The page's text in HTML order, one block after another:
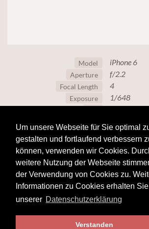
Um unsere Webseite für Sie optimal
gestalten und fortlaufend verbessern
können, verwenden wir Cookies.
weitere Nutzung der Webseite
der Verwendung von Cookies zu.
Informationen zu Cookies erhalten
unserer Datenschutzerklärung
Verstanden
Model iPhone 6
Aperture f/2.2
Focal Length 4
Exposure 1/648